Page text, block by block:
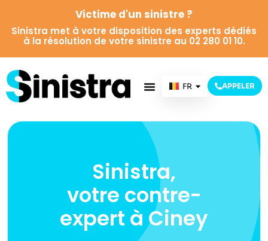
Victime d'un sinistre ?
Sinistra met à votre disposition des experts dédiés
à la résolution de votre sinistre au 02 280 01 10.
FR
NL APPELER
Sinistra,
votre contre-
expert à Ciney